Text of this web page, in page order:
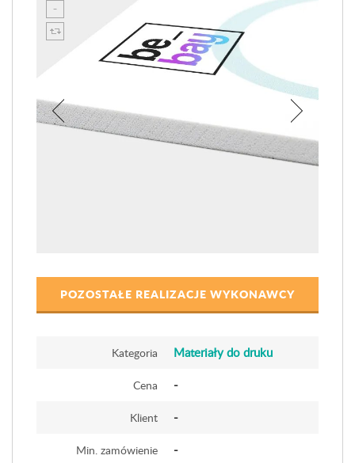
POZOSTAŁE REALIZACJE WYKONAWCY
Kategoria Materiały do druku
Cena -
Klient -
Min. zamówienie -